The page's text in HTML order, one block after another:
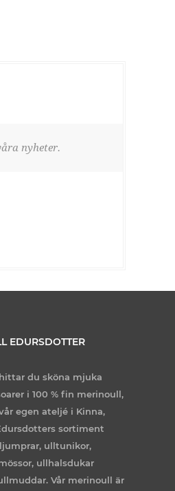
nyheter.
EDURSDOTTER
du sköna mjuka
i 100 % fin merinoull,
egen ateljé i Kinna,
sortiment
ulltunikor,
ullhalsdukar
Vår merinoull är